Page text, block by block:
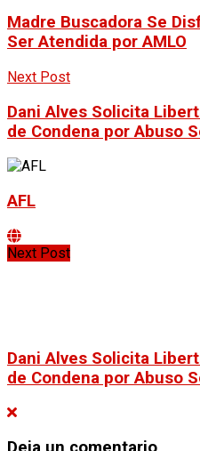
Madre Buscadora Se
Ser Atendida por AMLO
Next Post
Dani Alves Solicita
de Condena por Abuso
AFL
Next Post
Dani Alves Solicita
de Condena por Abuso